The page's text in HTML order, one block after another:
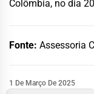
Colômbia, no dia
Fonte: Assessoria
1 De Março De 2025